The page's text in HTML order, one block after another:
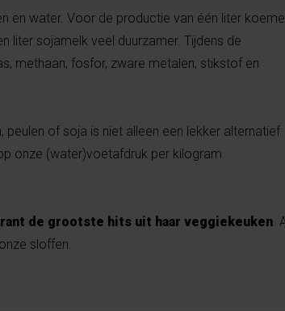
en water. Voor de productie van één liter
liter sojamelk veel duurzamer. Tijdens de
methaan, fosfor, zware metalen, stikstof en
of soja is niet alleen een lekker alternatief
onze (water)voetafdruk per kilogram
de grootste hits uit haar veggiekeuken .
sloffen.